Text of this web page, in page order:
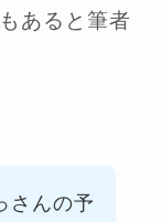
あると筆者
さんの予